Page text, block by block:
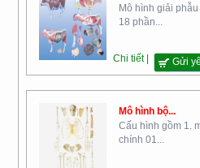
Mô hình giải
18 phần...
Chi tiết | Gửi
Mô hình bộ...
Cấu hình gồm 1.
chính 01...